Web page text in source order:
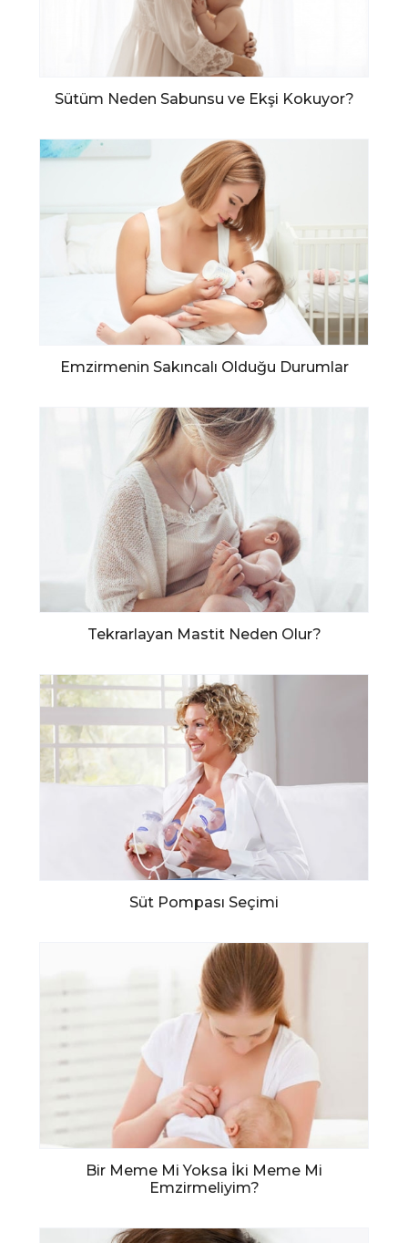
Sütüm Neden Sabunsu ve Ekşi Kokuyor?
Emzirmenin Sakıncalı Olduğu Durumlar
Tekrarlayan Mastit Neden Olur?
Süt Pompası Seçimi
Bir Meme Mi Yoksa İki Meme Mi
Emzirmeliyim?